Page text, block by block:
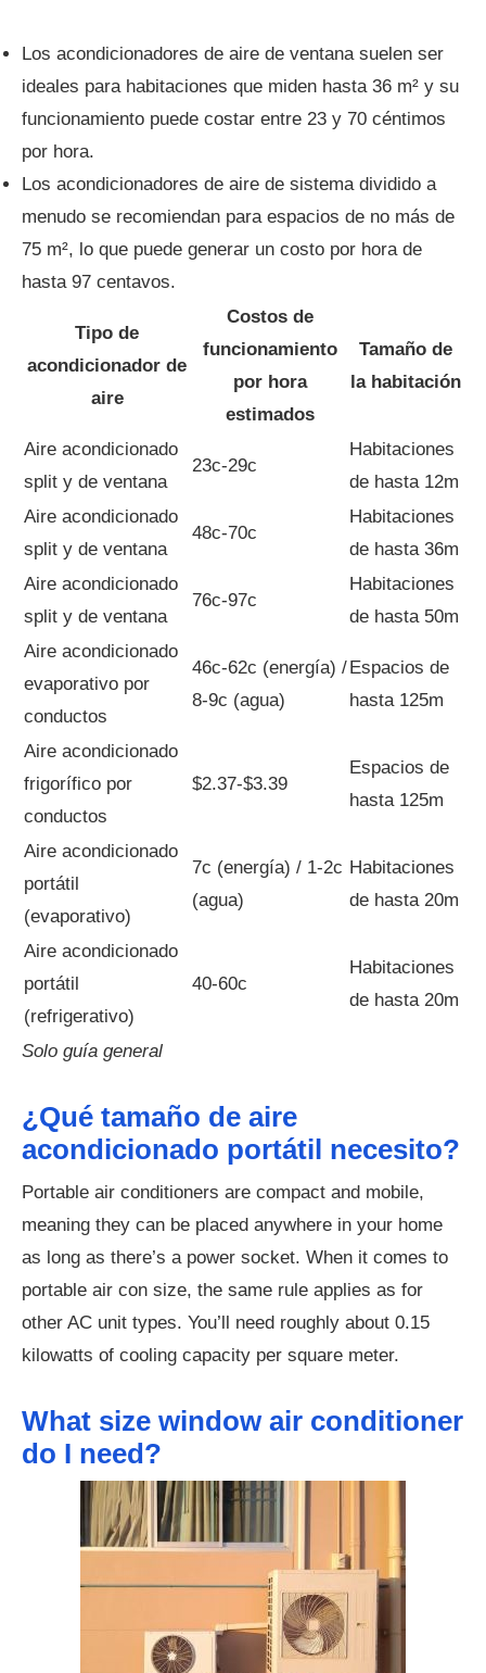
Los acondicionadores de aire de ventana suelen ser
ideales para habitaciones que miden hasta 36 m² y su
funcionamiento puede costar entre 23 y 70 céntimos
por hora.
Los acondicionadores de aire de sistema dividido a
menudo se recomiendan para espacios de no más de
75 m², lo que puede generar un costo por hora de
hasta 97 centavos.
Tipo de
acondicionador de
aire
Costos de
funcionamiento
por hora
estimados
Tamaño de
la habitación
Aire acondicionado
split y de ventana
23c-29c
Habitaciones
de hasta 12m
Aire acondicionado
split y de ventana
48c-70c
Habitaciones
de hasta 36m
Aire acondicionado
split y de ventana
76c-97c
Habitaciones
de hasta 50m
Aire acondicionado
evaporativo por
conductos
46c-62c (energía) /
8-9c (agua)
Espacios de
hasta 125m
Aire acondicionado
frigorífico por
conductos
$2.37-$3.39
Espacios de
hasta 125m
Aire acondicionado
portátil
(evaporativo)
7c (energía) / 1-2c
(agua)
Habitaciones
de hasta 20m
Aire acondicionado
portátil
(refrigerativo)
40-60c
Habitaciones
de hasta 20m
Solo guía general
¿Qué tamaño de aire
acondicionado portátil necesito?
Portable air conditioners are compact and mobile,
meaning they can be placed anywhere in your home
as long as there’s a power socket. When it comes to
portable air con size, the same rule applies as for
other AC unit types. You’ll need roughly about 0.15
kilowatts of cooling capacity per square meter.
What size window air conditioner
do I need?